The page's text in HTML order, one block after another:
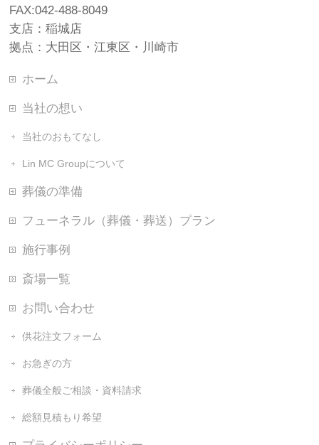
FAX:042-488-8049
支店：稲城店
拠点：大田区・江東区・川崎市
ホーム
当社の想い
当社のおもてなし
Lin MC Groupについて
葬儀の準備
フューネラル（葬儀・葬送）プラン
施行事例
斎場一覧
お問い合わせ
供花注文フォーム
お急ぎの方
葬儀全般ご相談・資料請求
総額見積もり希望